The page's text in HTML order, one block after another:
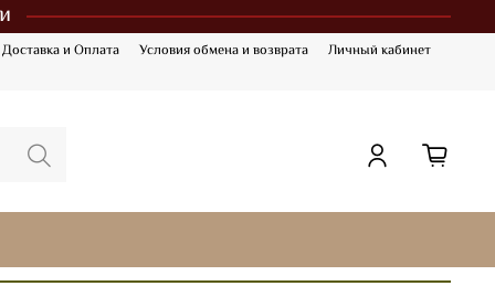
Доставка и Оплата Условия обмена и возврата Личный кабинет